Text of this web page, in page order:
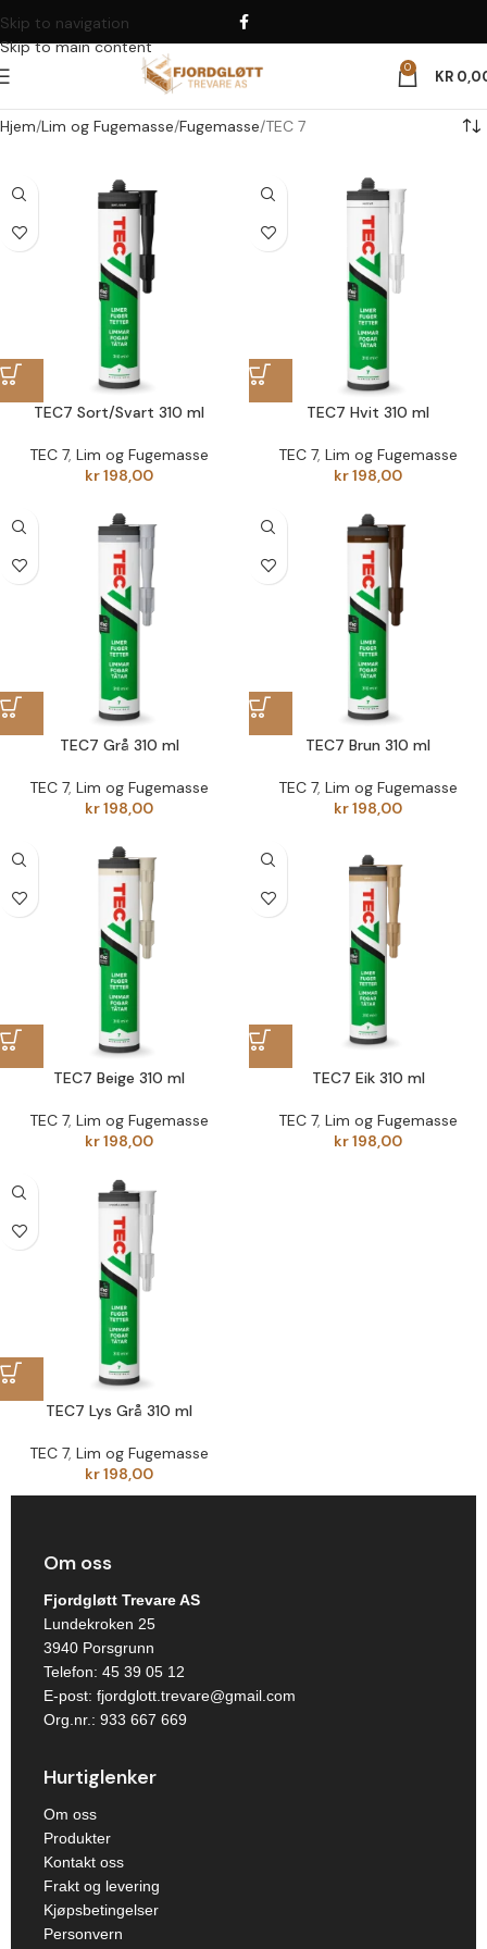
Skip to navigation
Skip to main content
0 KR
Hjem Lim og Fugemasse Fugemasse TEC 7
TEC7 Sort/Svart 310 ml
TEC 7, Lim og Fugemasse
kr198,00
TEC7 Hvit 310 ml
TEC 7, Lim og Fugemasse
kr198,00
TEC7 Grå 310 ml
TEC 7, Lim og Fugemasse
kr198,00
TEC7 Brun 310 ml
TEC 7, Lim og Fugemasse
kr198,00
TEC7 Beige 310 ml
TEC 7, Lim og Fugemasse
kr198,00
TEC7 Eik 310 ml
TEC 7, Lim og Fugemasse
kr198,00
TEC7 Lys Grå 310 ml
TEC 7, Lim og Fugemasse
kr198,00
Om oss
Fjordgløtt Trevare AS
Lundekroken 25
3940 Porsgrunn
Telefon: 45 39 05 12
E-post: fjordglott.trevare@gmail.com
Org.nr.: 933 667 669
Hurtiglenker
Om oss
Produkter
Kontakt oss
Frakt og levering
Kjøpsbetingelser
Personvern